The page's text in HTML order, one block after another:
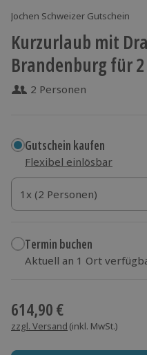
Jochen Schweizer Gutschein
Kurzurlaub mit
Brandenburg für 2
2 Personen
Gutschein kaufen
Flexibel einlösbar
1x (2 Personen)
1x (2 Personen)
1x (2 Personen)
Termin buchen
Aktuell an 1 Ort
614,90 €
zzgl. Versand (inkl. MwSt.)